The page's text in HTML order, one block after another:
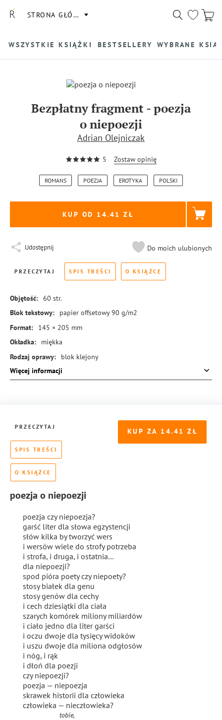
STRONA GŁÓWNA
WSZYSTKIE KSIĄŻKI BESTSELLERY WYBRANE
Bezpłatny fragment-poezja
o niepoezji
Adrian Olejniczak
5 Zostaw opinię
ROMANS POEZJA EROTYKA POLSKI
KUP OD 14.41
Udostępnij Do moich ulubionych
PRZECZYTAJ SPIS TREŚCI O KSIĄŻCE
Objętość: 60 str.
Blok tekstowy:
papier offsetowy 90 g/m2
Format:
145 × 205 mm
Okładka:
miękka
Rodzaj oprawy:
blok klejony
ISBN:
978-83-8104-352-6
Więcej informacji
KUP ZA 14.41
PRZECZYTAJ
SPIS TREŚCI
O KSIĄŻCE
poezja o niepoezji
poezja czy niepoezja?
garść liter dla słowa egzystencji
słów kilka by tworzyć wers
i wersów wiele do strofy potrzeba
i strofa, i druga, i ostatnia…
dla niepoezji?
spod pióra poety czy niepoety?
stosy białek dla genu
stosy genów dla cechy
i cech dziesiątki dla ciała
szarych komórek miliony miliardów
i ciało jedno dla liter garści
i oczu dwoje dla tysięcy widoków
i uszu dwoje dla miliona odgłosów
i nóg, i rąk
i dłoń dla poezji
czy niepoezji?
poezja — niepoezja
skrawek historii dla człowieka
człowieka — nieczłowieka?
tobie,